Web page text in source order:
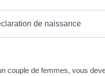
de naissance
couple de femmes, vous